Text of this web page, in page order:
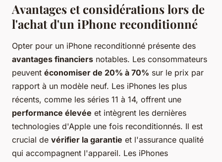
Avantages et considérations lors de
l'achat d'un iPhone reconditionné
Opter pour un iPhone reconditionné présente des
avantages financiers notables. Les consommateurs
peuvent économiser de 20% à 70% sur le prix par
rapport à un modèle neuf. Les iPhones les plus
récents, comme les séries 11 à 14, offrent une
performance élevée et intègrent les dernières
technologies d'Apple une fois reconditionnés. Il est
crucial de vérifier la garantie et l'assurance qualité
qui accompagnent l'appareil. Les iPhones